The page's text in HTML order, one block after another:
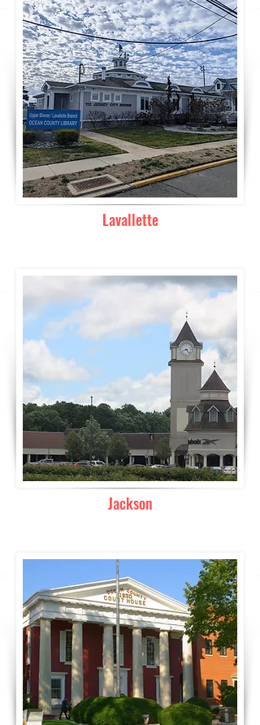
Lavallette
Jackson